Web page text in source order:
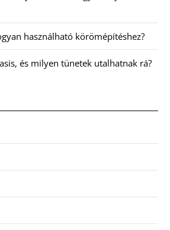
használható körömépítéshez?
és milyen tünetek utalhatnak rá?